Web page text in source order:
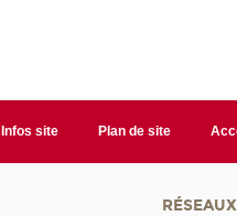
Infos site Plan de site